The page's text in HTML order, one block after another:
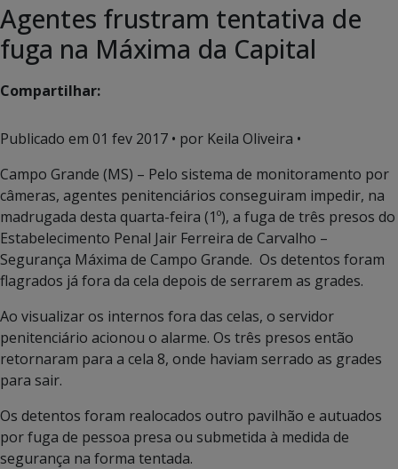
Agentes frustram tentativa de
fuga na Máxima da Capital
Compartilhar:
Publicado em 01 fev 2017 • por Keila Oliveira •
Campo Grande (MS) – Pelo sistema de monitoramento por
câmeras, agentes penitenciários conseguiram impedir, na
madrugada desta quarta-feira (1º), a fuga de três presos do
Estabelecimento Penal Jair Ferreira de Carvalho –
Segurança Máxima de Campo Grande. Os detentos foram
flagrados já fora da cela depois de serrarem as grades.
Ao visualizar os internos fora das celas, o servidor
penitenciário acionou o alarme. Os três presos então
retornaram para a cela 8, onde haviam serrado as grades
para sair.
Os detentos foram realocados outro pavilhão e autuados
por fuga de pessoa presa ou submetida à medida de
segurança na forma tentada.